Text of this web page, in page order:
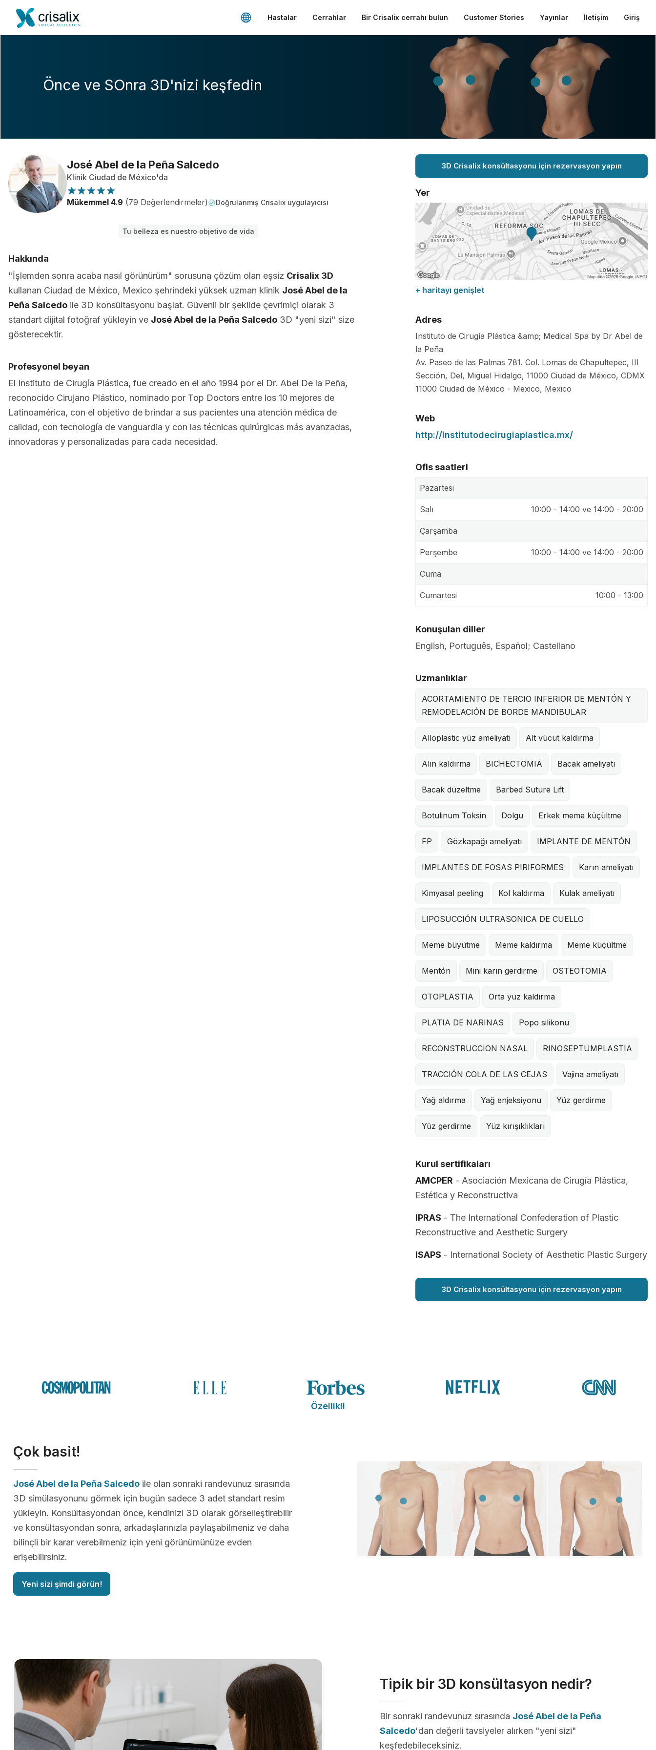
Hastalar Cerrahlar Bir Crisalix cerrahı bulun Customer Stories Yayınlar İletişim Giriş
Önce ve SOnra 3D'nizi keşfedin
José Abel de la Peña Salcedo
Klinik Ciudad de México'da
Mükemmel 4.9 (79 Değerlendirmeler) Doğrulanmış Crisalix uygulayıcısı
Tu belleza es nuestro objetivo de vida
Hakkında
"İşlemden sonra acaba nasıl görünürüm" sorusuna çözüm olan eşsiz Crisalix 3D
kullanan Ciudad de México, Mexico şehrindeki yüksek uzman klinik José Abel de la
Peña Salcedo ile 3D konsültasyonu başlat. Güvenli bir şekilde çevrimiçi olarak 3
standart dijital fotoğraf yükleyin ve José Abel de la Peña Salcedo 3D "yeni sizi" size
gösterecektir.
Profesyonel beyan
El Instituto de Cirugía Plástica, fue creado en el año 1994 por el Dr. Abel De la Peña,
reconocido Cirujano Plástico, nominado por Top Doctors entre los 10 mejores de
Latinoamérica, con el objetivo de brindar a sus pacientes una atención médica de
calidad, con tecnología de vanguardia y con las técnicas quirúrgicas más avanzadas,
innovadoras y personalizadas para cada necesidad.
3D Crisalix konsültasyonu için rezervasyon yapın
Yer
+ haritayı genişlet
Adres
Instituto de Cirugía Plástica &amp; Medical Spa by Dr Abel de
la Peña
Av. Paseo de las Palmas 781. Col. Lomas de Chapultepec, III
Sección, Del, Miguel Hidalgo, 11000 Ciudad de México, CDMX
11000 Ciudad de México - Mexico, Mexico
Web
http://institutodecirugiaplastica.mx/
Ofis saatleri
Pazartesi
Salı 10:00 - 14:00 ve 14:00 - 20:00
Çarşamba
Perşembe 10:00 - 14:00 ve 14:00 - 20:00
Cuma
Cumartesi 10:00 - 13:00
Konuşulan diller
English, Português, Español; Castellano
Uzmanlıklar
ACORTAMIENTO DE TERCIO INFERIOR DE MENTÓN Y
REMODELACIÓN DE BORDE MANDIBULAR
Alloplastic yüz ameliyatı Alt vücut kaldırma
Alın kaldırma BICHECTOMIA Bacak ameliyatı
Bacak düzeltme Barbed Suture Lift
Botulinum Toksin Dolgu Erkek meme küçültme
FP Gözkapağı ameliyatı IMPLANTE DE MENTÓN
IMPLANTES DE FOSAS PIRIFORMES Karın ameliyatı
Kimyasal peeling Kol kaldırma Kulak ameliyatı
LIPOSUCCIÓN ULTRASONICA DE CUELLO
Meme büyütme Meme kaldırma Meme küçültme
Mentón Mini karın gerdirme OSTEOTOMIA
OTOPLASTIA Orta yüz kaldırma
PLATIA DE NARINAS Popo silikonu
RECONSTRUCCION NASAL RINOSEPTUMPLASTIA
TRACCIÓN COLA DE LAS CEJAS Vajina ameliyatı
Yağ aldırma Yağ enjeksiyonu Yüz gerdirme
Yüz gerdirme Yüz kırışıklıkları
Kurul sertifikaları
AMCPER - Asociación Mexicana de Cirugía Plástica,
Estética y Reconstructiva
IPRAS - The International Confederation of Plastic
Reconstructive and Aesthetic Surgery
ISAPS - International Society of Aesthetic Plastic Surgery
3D Crisalix konsültasyonu için rezervasyon yapın
Özellikli
Çok basit!
José Abel de la Peña Salcedo ile olan sonraki randevunuz sırasında
3D simülasyonunu görmek için bugün sadece 3 adet standart resim
yükleyin. Konsültasyondan önce, kendinizi 3D olarak görselleştirebilir
ve konsültasyondan sonra, arkadaşlarınızla paylaşabilmeniz ve daha
bilinçli bir karar verebilmeniz için yeni görünümünüze evden
erişebilirsiniz.
Yeni sizi şimdi görün!
Tipik bir 3D konsültasyon nedir?
Bir sonraki randevunuz sırasında José Abel de la Peña
Salcedo'dan değerli tavsiyeler alırken "yeni sizi"
keşfedebileceksiniz.